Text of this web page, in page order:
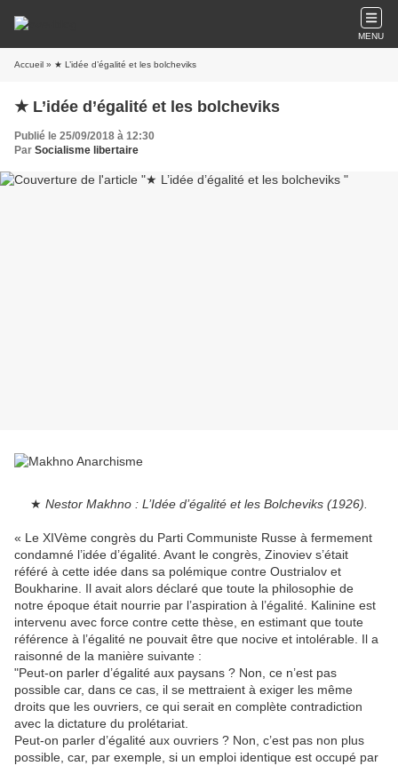
MENU
Accueil » ★ L’idée d’égalité et les bolcheviks
★ L’idée d’égalité et les bolcheviks
Publié le 25/09/2018 à 12:30
Par Socialisme libertaire
★ Nestor Makhno : L’Idée d’égalité et les Bolcheviks (1926).
« Le XIVème congrès du Parti Communiste Russe à fermement
condamné l’idée d’égalité. Avant le congrès, Zinoviev s’était
référé à cette idée dans sa polémique contre Oustrialov et
Boukharine. Il avait alors déclaré que toute la philosophie de
notre époque était nourrie par l’aspiration à l’égalité. Kalinine est
intervenu avec force contre cette thèse, en estimant que toute
référence à l’égalité ne pouvait être que nocive et intolérable. Il a
raisonné de la manière suivante :
"Peut-on parler d’égalité aux paysans ? Non, ce n’est pas
possible car, dans ce cas, il se mettraient à exiger les même
droits que les ouvriers, ce qui serait en complète contradiction
avec la dictature du prolétariat.
Peut-on parler d’égalité aux ouvriers ? Non, c’est pas non plus
possible, car, par exemple, si un emploi identique est occupé par